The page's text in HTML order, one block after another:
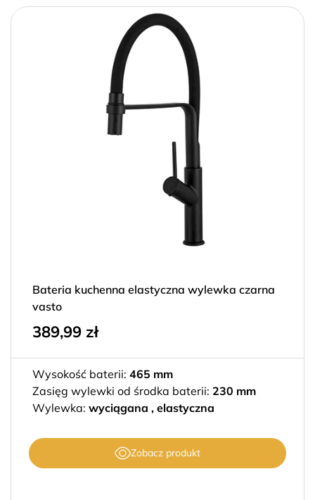
Bateria kuchenna elastyczna wylewka czarna
vasto
389,99 zł
Wysokość baterii: 465 mm
Zasięg wylewki od środka baterii: 230 mm
Wylewka: wyciągana , elastyczna
Zobacz produkt